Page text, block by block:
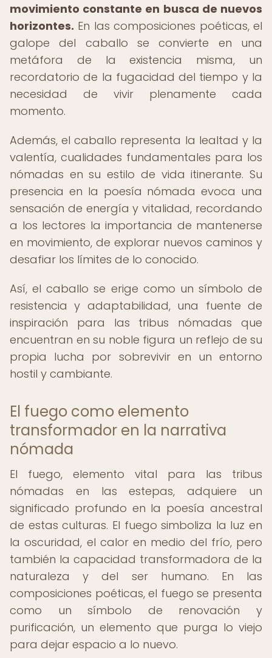
movimiento constante en busca de nuevos
horizontes. En las composiciones poéticas, el
galope del caballo se convierte en una
metáfora de la existencia misma, un
recordatorio de la fugacidad del tiempo y la
necesidad de vivir plenamente cada
momento.
Además, el caballo representa la lealtad y la
valentía, cualidades fundamentales para los
nómadas en su estilo de vida itinerante. Su
presencia en la poesía nómada evoca una
sensación de energía y vitalidad, recordando
a los lectores la importancia de mantenerse
en movimiento, de explorar nuevos caminos y
desafiar los límites de lo conocido.
Así, el caballo se erige como un símbolo de
resistencia y adaptabilidad, una fuente de
inspiración para las tribus nómadas que
encuentran en su noble figura un reflejo de su
propia lucha por sobrevivir en un entorno
hostil y cambiante.
El fuego como elemento
transformador en la narrativa
nómada
El fuego, elemento vital para las tribus
nómadas en las estepas, adquiere un
significado profundo en la poesía ancestral
de estas culturas. El fuego simboliza la luz en
la oscuridad, el calor en medio del frío, pero
también la capacidad transformadora de la
naturaleza y del ser humano. En las
composiciones poéticas, el fuego se presenta
como un símbolo de renovación y
purificación, un elemento que purga lo viejo
para dejar espacio a lo nuevo.